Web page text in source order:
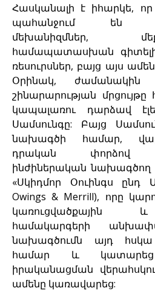
Հասկանալի է իհարկե,
պահանջում են
մեխանիզմներ,
համապատասխան
ռեսուրսներ, բայց այս
Օրինակ, ժամանակին
շինարարության
կապալառու դարձավ
Սամսունգը: Բայց
նախագծի համար,
դրական փորձով
ինժիներական նախագծող
«Սկիդմոր Օուինգս ընդ
Owings & Merrill), որը
կառուցվածքային
համակարգերի
նախագծումն այդ հսկա
համար և կատարեց
իրականացման
ամենը կառավարեց: